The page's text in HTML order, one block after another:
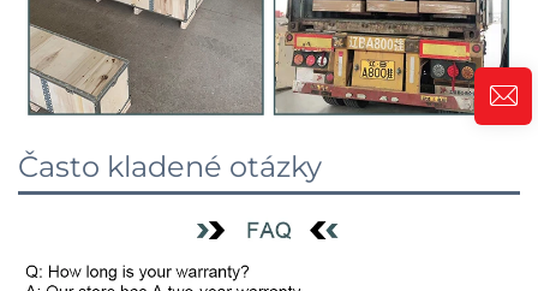
Často kladené otázky